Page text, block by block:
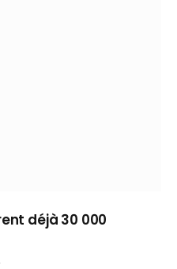
déjà 30 000